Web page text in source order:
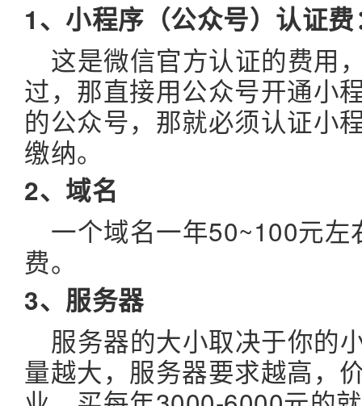
1、小程序（公众号）认证
这是微信官方认证的费用
过，那直接用公众号开通小
的公众号，那就必须认证小
缴纳。
2、域名
一个域名一年50~100元
费。
3、服务器
服务器的大小取决于你的
量越大，服务器要求越高，